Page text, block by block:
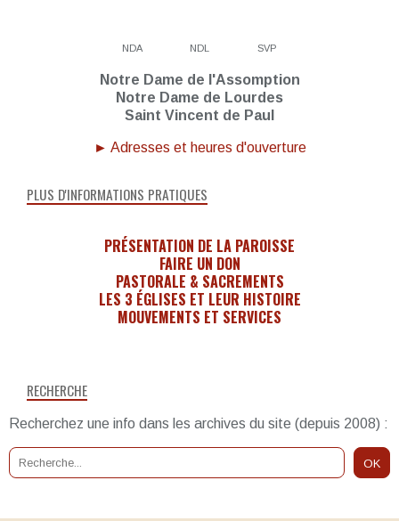
RECHERCHE
Recherchez une info dans les archives du site (depuis 2008) :
NDA NDL SVP
Notre Dame de l'Assomption
Notre Dame de Lourdes
Saint Vincent de Paul
► Adresses et heures d'ouverture
PLUS D'INFORMATIONS PRATIQUES
PRÉSENTATION DE LA PAROISSE
FAIRE UN DON
PASTORALE & SACREMENTS
LES 3 ÉGLISES ET LEUR HISTOIRE
MOUVEMENTS ET SERVICES